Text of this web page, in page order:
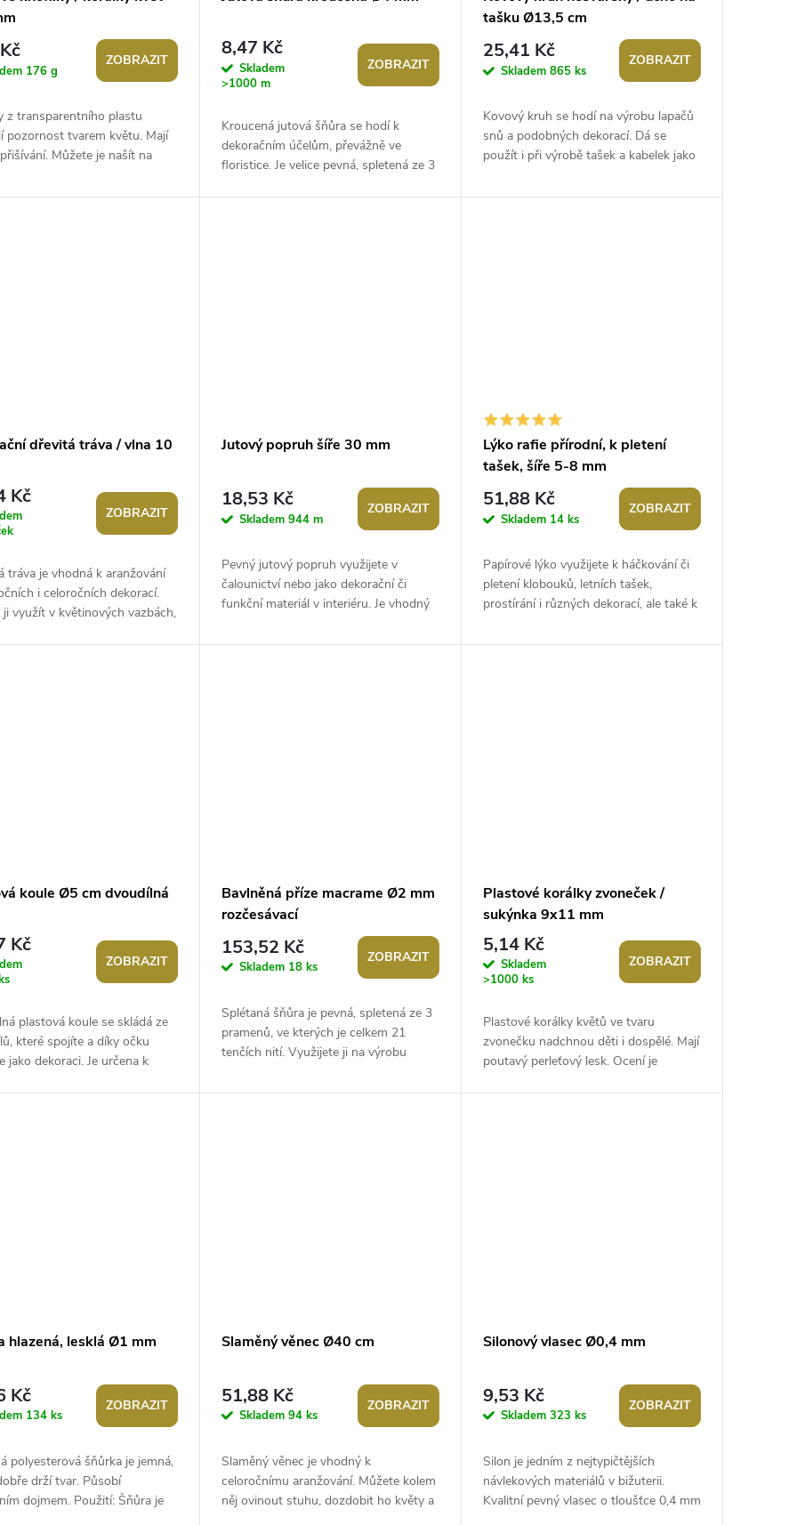
176 g
ZOBRAZIT
z transparentního plastu
pozornost tvarem květu. Mají
Můžete je našít na
8,47 Kč
Skladem
>1000 m
ZOBRAZIT
Kroucená jutová šňůra se hodí k
dekoračním účelům, převážně ve
floristice. Je velice pevná, spletená ze 3
tašku Ø13,5 cm
25,41 Kč
Skladem 865 ks
ZOBRAZIT
Kovový kruh se hodí na výrobu lapačů
snů a podobných dekorací. Dá se
použít i při výrobě tašek a kabelek jako
dřevitá tráva / vlna 10
Kč
ZOBRAZIT
tráva je vhodná k aranžování
i celoročních dekorací.
ji využít v květinových vazbách,
Jutový popruh šíře 30 mm
18,53 Kč
Skladem 944 m
ZOBRAZIT
Pevný jutový popruh využijete v
čalounictví nebo jako dekorační či
funkční materiál v interiéru. Je vhodný
30...
Lýko rafie přírodní, k pletení
tašek, šíře 5-8 mm
51,88 Kč
Skladem 14 ks
ZOBRAZIT
Papírové lýko využijete k háčkování či
pletení klobouků, letních tašek,
prostírání i různých dekorací, ale také k
koule Ø5 cm dvoudílná
Kč
ZOBRAZIT
plastová koule se skládá ze
které spojíte a díky očku
jako dekoraci. Je určena k
Bavlněná příze macrame Ø2 mm
rozčesávací
153,52 Kč
Skladem 18 ks
ZOBRAZIT
Splétaná šňůra je pevná, spletená ze 3
pramenů, ve kterých je celkem 21
tenčích nití. Využijete ji na výrobu
Plastové korálky zvoneček /
sukýnka 9x11 mm
5,14 Kč
Skladem
>1000 ks
ZOBRAZIT
Plastové korálky květů ve tvaru
zvonečku nadchnou děti i dospělé. Mají
poutavý perleťový lesk. Ocení je
hlazená, lesklá Ø1 mm
Kč
134 ks
ZOBRAZIT
polyesterová šňůrka je jemná,
drží tvar. Působí
dojmem. Použití: Šňůra je
Slaměný věnec Ø40 cm
51,88 Kč
Skladem 94 ks
ZOBRAZIT
Slaměný věnec je vhodný k
celoročnímu aranžování. Můžete kolem
něj ovinout stuhu, dozdobit ho květy a
Silonový vlasec Ø0,4 mm
9,53 Kč
Skladem 323 ks
ZOBRAZIT
Silon je jedním z nejtypičtějších
návlekových materiálů v bižuterii.
Kvalitní pevný vlasec o tloušťce 0,4 mm